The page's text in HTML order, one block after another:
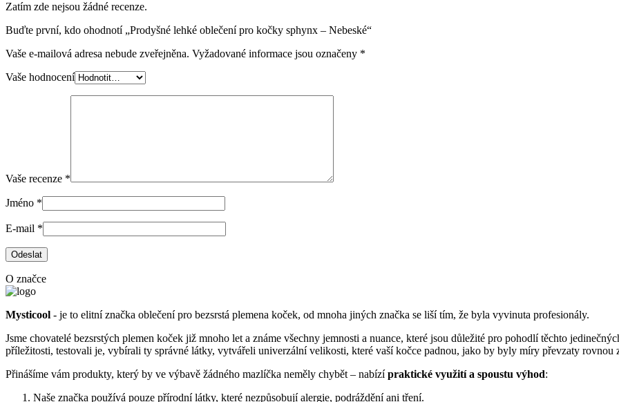
Zatím zde nejsou žádné recenze.
Buďte první, kdo ohodnotí „Prodyšné lehké oblečení pro kočky sphynx – Nebeské“
Vaše e-mailová adresa nebude zveřejněna. Vyžadované informace jsou označeny *
Vaše hodnocení
Vaše recenze *
Jméno *
E-mail *
O značce
Mysticool - je to elitní značka oblečení pro bezsrstá plemena koček, od mnoha jiných značka se liší tím, že byla vyvinuta profesionály.
Jsme chovatelé bezsrstých plemen koček již mnoho let a známe všechny jemnosti a nuance, které jsou důležité pro pohodlí těchto
příležitosti, testovali je, vybírali ty správné látky, vytvářeli univerzální velikosti, které vaší kočce padnou, jako by byly míry převzaty rovnou
Přinášíme vám produkty, který by ve výbavě žádného mazlíčka neměly chybět – nabízípraktické využití a spoustu výhod:
Naše značka používá pouze přírodní látky, které nezpůsobují alergie, podráždění ani tření.